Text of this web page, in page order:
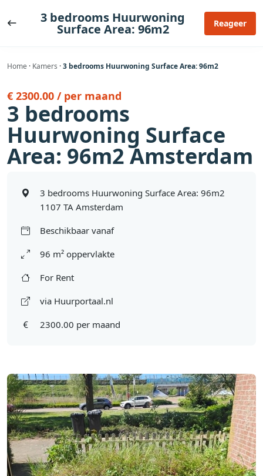
naar
3 bedrooms Huurwoning
Surface Area: 96m2 Reageer
Home · Kamers ·3 bedrooms Huurwoning Surface Area: 96m2
€ 2300.00 / per maand
3 bedrooms
Huurwoning Surface
Area: 96m2 Amsterdam
3 bedrooms Huurwoning Surface Area: 96m2
1107 TA Amsterdam
Beschikbaar vanaf
96 m² oppervlakte
For Rent
via Huurportaal.nl
2300.00 per maand